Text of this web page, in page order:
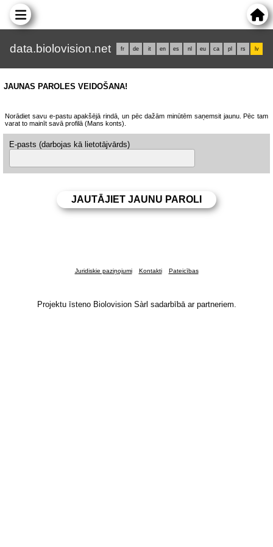
data.biolovision.net fr de it en es nl eu ca pl rs lv
JAUNAS PAROLES VEIDOŠANA!
Norādiet savu e-pastu apakšējā rindā, un pēc dažām minūtēm saņemsit jaunu. Pēc tam
varat to mainīt savā profilā (Mans konts).
E-pasts (darbojas kā lietotājvārds)
Juridiskie paziņojumi Kontakti Pateicības
Projektu īsteno Biolovision Sàrl sadarbībā ar partneriem.